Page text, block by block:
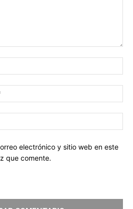
electrónico y sitio web en este
que comente.